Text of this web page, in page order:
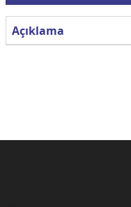
Açıklama